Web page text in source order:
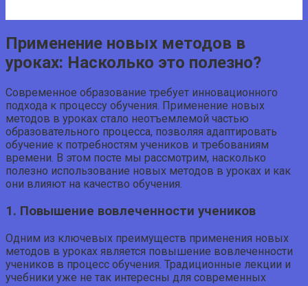
Применение новых методов в
уроках: Насколько это полезно?
Современное образование требует инновационного
подхода к процессу обучения. Применение новых
методов в уроках стало неотъемлемой частью
образовательного процесса, позволяя адаптировать
обучение к потребностям учеников и требованиям
времени. В этом посте мы рассмотрим, насколько
полезно использование новых методов в уроках и как
они влияют на качество обучения.
1. Повышение вовлеченности учеников
Одним из ключевых преимуществ применения новых
методов в уроках является повышение вовлеченности
учеников в процесс обучения. Традиционные лекции и
учебники уже не так интересны для современных